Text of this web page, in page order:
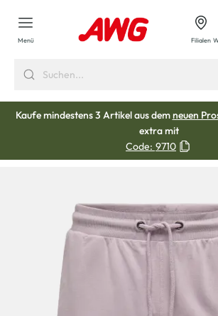
springen
Menü Filialen
Kaufe mindestens 3 Artikel aus demneuen
extra mit
Code: 9710